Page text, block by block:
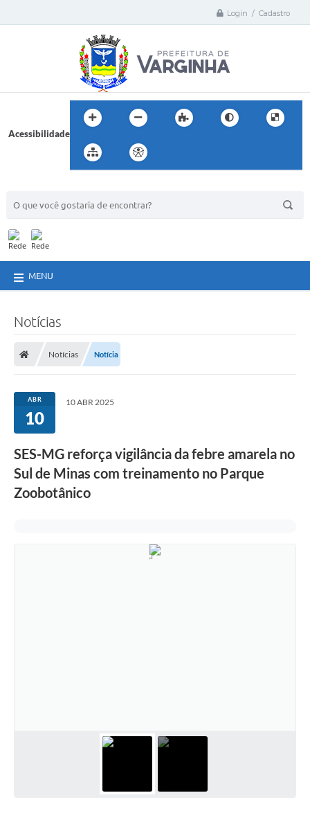
Login / Cadastro
Acessibilidade
MENU
Notícias
Notícias Notícia
ABR
10
10 ABR 2025
SES-MG reforça vigilância da febre amarela no
Sul de Minas com treinamento no Parque
Zoobotânico